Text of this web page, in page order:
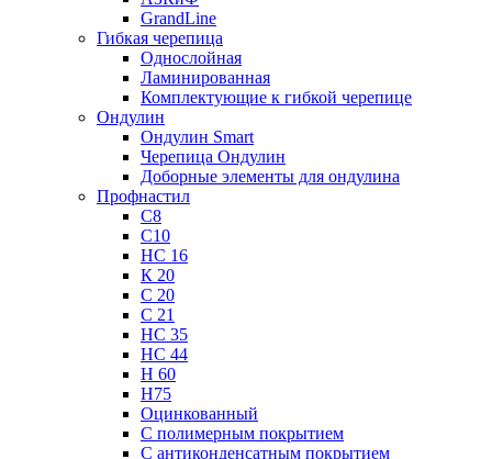
GrandLine
Гибкая черепица
Однослойная
Ламинированная
Комплектующие к гибкой черепице
Ондулин
Ондулин Smart
Черепица Ондулин
Доборные элементы для ондулина
Профнастил
С8
С10
НС 16
К 20
С 20
С 21
НС 35
НС 44
Н 60
Н75
Оцинкованный
С полимерным покрытием
С антиконденсатным покрытием